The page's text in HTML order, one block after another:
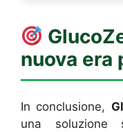
nuova era
In conclusione,
una soluzione